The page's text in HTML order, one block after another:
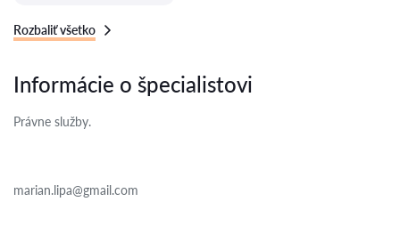
Rozbaliť všetko
Informácie o špecialistovi
Právne služby.
marian.lipa@gmail.com